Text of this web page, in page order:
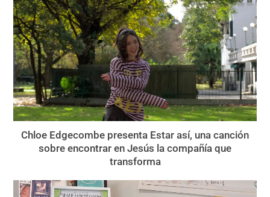
Chloe Edgecombe presenta Estar así, una canción
sobre encontrar en Jesús la compañía que
transforma